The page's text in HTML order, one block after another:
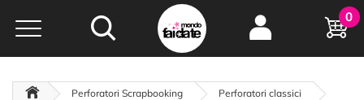
Hobby e
creatività...
oltre 15 anni online
0
Perforatori Scrapbooking
Perforatori classici